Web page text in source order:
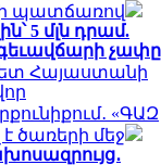
պատճառով
5 մլն դրամ.
չափը
Հայաստանի
«ԳԱԶ
է ծառերի մեջ